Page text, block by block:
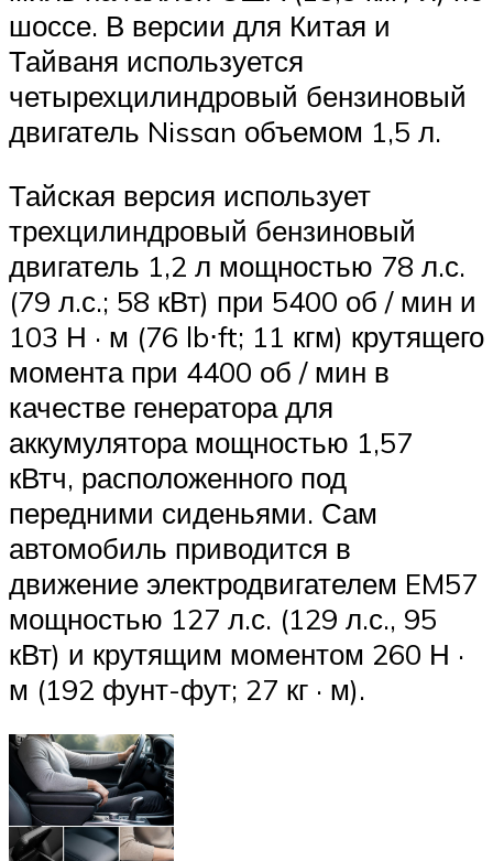
шоссе. В версии для Китая и
Тайваня используется
четырехцилиндровый бензиновый
двигатель Nissan объемом 1,5 л.
Тайская версия использует
трехцилиндровый бензиновый
двигатель 1,2 л мощностью 78 л.с.
(79 л.с.; 58 кВт) при 5400 об / мин и
103 Н · м (76 lb⋅ft; 11 кгм) крутящего
момента при 4400 об / мин в
качестве генератора для
аккумулятора мощностью 1,57
кВтч, расположенного под
передними сиденьями. Сам
автомобиль приводится в
движение электродвигателем EM57
мощностью 127 л.с. (129 л.с., 95
кВт) и крутящим моментом 260 Н ·
м (192 фунт-фут; 27 кг · м).